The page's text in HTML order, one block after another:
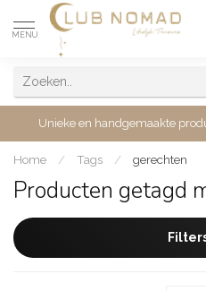
MENU
Unieke en handgemaakte
Home / Tags / gerechten
Producten getagd